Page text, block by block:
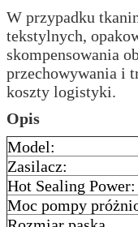
W przypadku
tekstylnych,
skompensowania
przechowywania i
koszty logistyki.
Opis
Model:
Zasilacz:
Hot Sealing Power:
Moc pompy